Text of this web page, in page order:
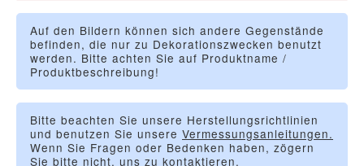
Auf den Bildern können sich andere Gegenstände
befinden, die nur zu Dekorationszwecken benutzt
werden. Bitte achten Sie auf Produktname /
Produktbeschreibung!
Bitte beachten Sie unsere Herstellungsrichtlinien
und benutzen Sie unsere Vermessungsanleitungen.
Wenn Sie Fragen oder Bedenken haben, zögern
Sie bitte nicht, uns zu kontaktieren.